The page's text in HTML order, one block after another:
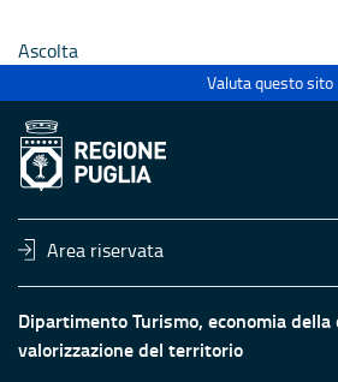
Ascolta
Valuta questo sito
Area riservata
Dipartimento Turismo, economia
valorizzazione del territorio